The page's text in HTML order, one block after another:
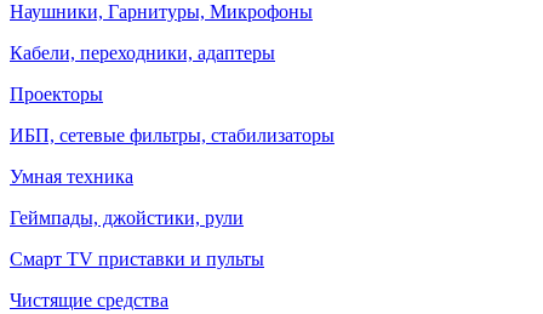
Наушники, Гарнитуры, Микрофоны
Кабели, переходники, адаптеры
Проекторы
ИБП, сетевые фильтры, стабилизаторы
Умная техника
Геймпады, джойстики, рули
Смарт TV приставки и пульты
Чистящие средства